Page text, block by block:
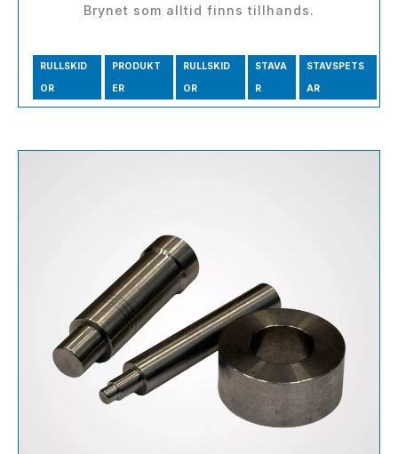
Brynet som alltid finns tillhands.
RULLSKID
OR
PRODUKT
ER
RULLSKID
OR
STAVA
R
STAVSPETS
AR